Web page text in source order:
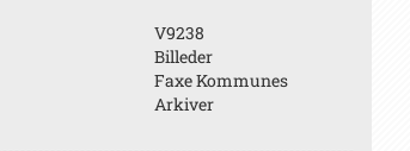
V9238
Billeder
Faxe Kommunes
Arkiver